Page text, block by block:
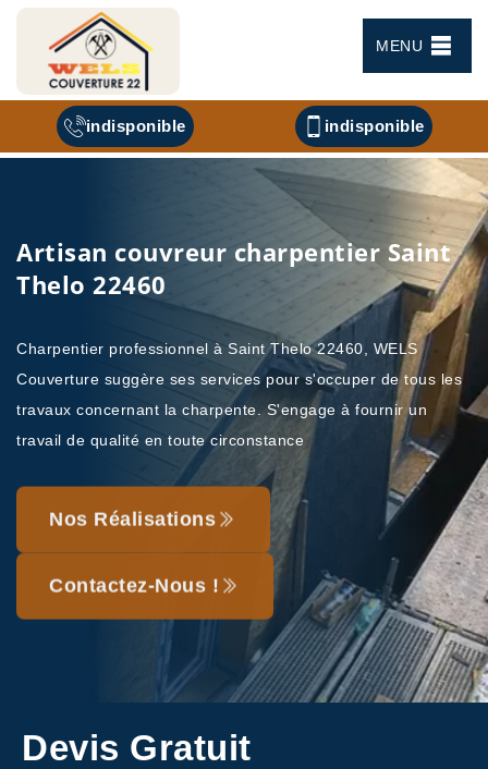
MENU
indisponible indisponible
Artisan couvreur charpentier Saint
Thelo 22460
Charpentier professionnel à Saint Thelo 22460, WELS
Couverture suggère ses services pour s'occuper de tous les
travaux concernant la charpente. S'engage à fournir un
travail de qualité en toute circonstance
Nos Réalisations
Contactez-Nous !
Devis Gratuit